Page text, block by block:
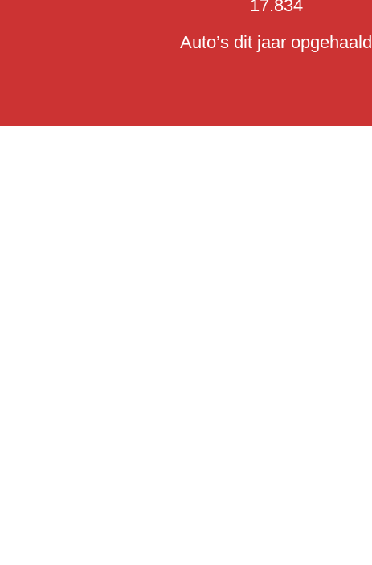
17.834
Auto’s dit jaar opgehaald